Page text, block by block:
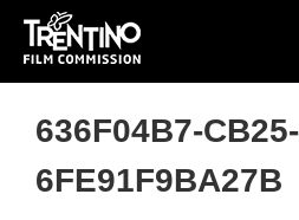
636F04B7-
6FE91F9BA27B